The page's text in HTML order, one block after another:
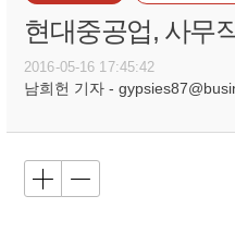
현대중공업, 사무
2016-05-16 17:45:42
남희헌 기자 -